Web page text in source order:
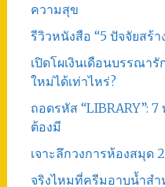
ความสุข
รีวิวหนังสือ “5 ปัจจัยสร้
เปิดโผเงินเดือนบรรณา
ใหม่ได้เท่าไหร่?
ถอดรหัส “LIBRARY”:
ต้องมี
เจาะลึกวงการห้องสมุด
จริงไหมที่ครีมอาบน้ำส